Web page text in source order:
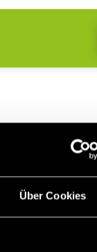
Über Cookies
Schritt für
Erzeugung
das
neuen